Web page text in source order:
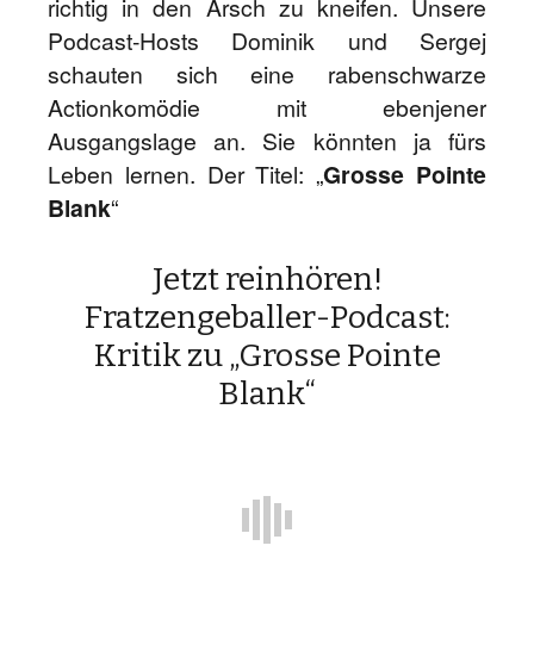
richtig in den Arsch zu kneifen. Unsere
Podcast-Hosts Dominik und Sergej
schauten sich eine rabenschwarze
Actionkomödie mit ebenjener
Ausgangslage an. Sie könnten ja fürs
Leben lernen. Der Titel: „Grosse Pointe
Blank“
Jetzt reinhören!
Fratzengeballer-Podcast:
Kritik zu „Grosse Pointe
Blank“